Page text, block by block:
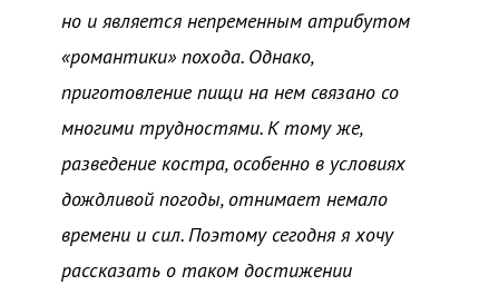
но и является непременным атрибутом
«романтики» похода. Однако,
приготовление пищи на нем связано со
многими трудностями. К тому же,
разведение костра, особенно в условиях
дождливой погоды, отнимает немало
времени и сил. Поэтому сегодня я хочу
рассказать о таком достижении